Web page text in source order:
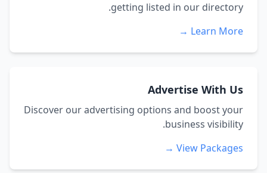
getting listed in our directory.
Learn More →
Advertise With Us
Discover our advertising options and boost your
business visibility.
View Packages →